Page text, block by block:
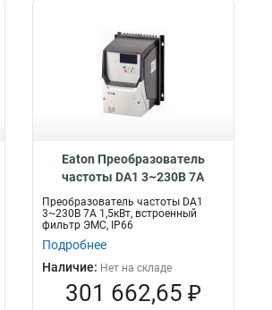
Eaton Преобразователь
частоты DA1 3~230В 7A
1,5кВт, встроенный фильтр
ЭМС, IP66 DA1-327D0FB-B66C
Преобразователь частоты DA1
3~230В 7A 1,5кВт, встроенный
фильтр ЭМС, IP66
Подробнее
Наличие: Нет на складе
301 662,65 ₽